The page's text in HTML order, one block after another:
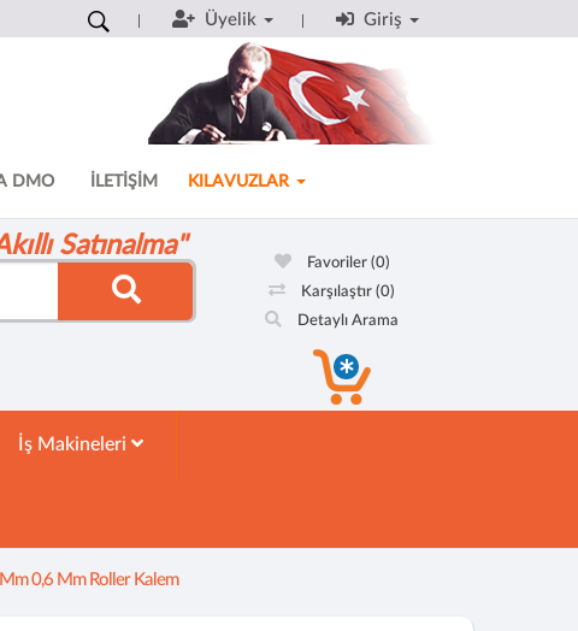
Üyelik Giriş
DMO İLETİŞİM KILAVUZLAR
Satınalma"
Favoriler (0)
Karşılaştır (0)
Detaylı Arama
İş Makineleri
0,6 Mm Roller Kalem